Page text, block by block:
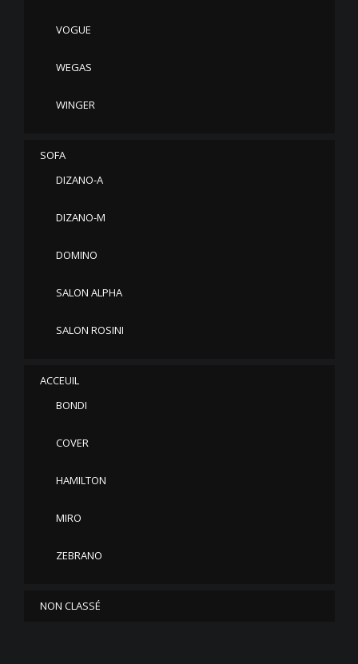
VOGUE
WEGAS
WINGER
SOFA
DIZANO-A
DIZANO-M
DOMINO
SALON ALPHA
SALON ROSINI
ACCEUIL
BONDI
COVER
HAMILTON
MIRO
ZEBRANO
NON CLASSÉ